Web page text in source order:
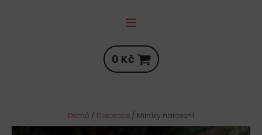
0 Kč
Domů / Dekorace / Milníky narození